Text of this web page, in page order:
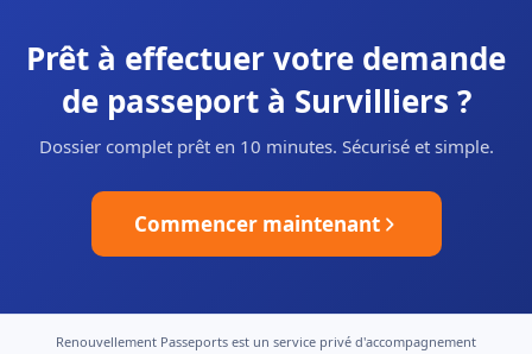
Prêt à effectuer votre demande
de passeport à Survilliers ?
Dossier complet prêt en 10 minutes. Sécurisé et simple.
Commencer maintenant
Renouvellement Passeports est un service privé d'accompagnement